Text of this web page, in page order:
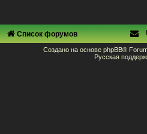
Список форумов
Создано на основе phpBB®
Русская